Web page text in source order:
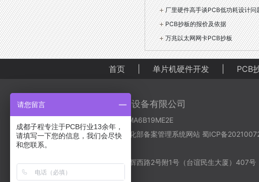
厂里硬件高手谈PCB低功耗设计问
PCB抄板的报价及依据
万兆以太网网卡PCB抄板
首页 单片机硬件开发 PCB
成都子程新辉电子设备有限公司
营业执照：91510106MA6B19ME2E
备案号码：工业和信息化部备案管理系统网站 蜀ICP备
地址：成都市金牛区星辉西路2号附1号（台谊民生大厦）407号
请您留言
成都子程专注于PCB行业13余年，
请填写一下您的信息，我们会尽快
和您联系。